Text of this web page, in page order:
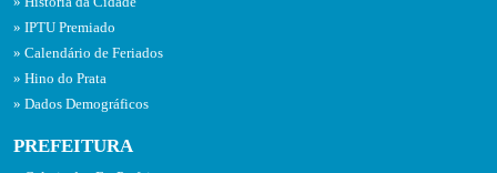
IPTU Premiado
Calendário de Feriados
Hino do Prata
Dados Demográficos
PREFEITURA